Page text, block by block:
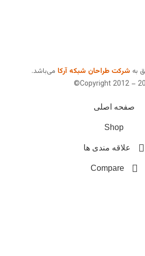
به شرکت طراحان شبکه آرکا می‌باشد.
Copyright 2012 –
صفحه اصلی
Shop
علاقه مندی ها
Compare